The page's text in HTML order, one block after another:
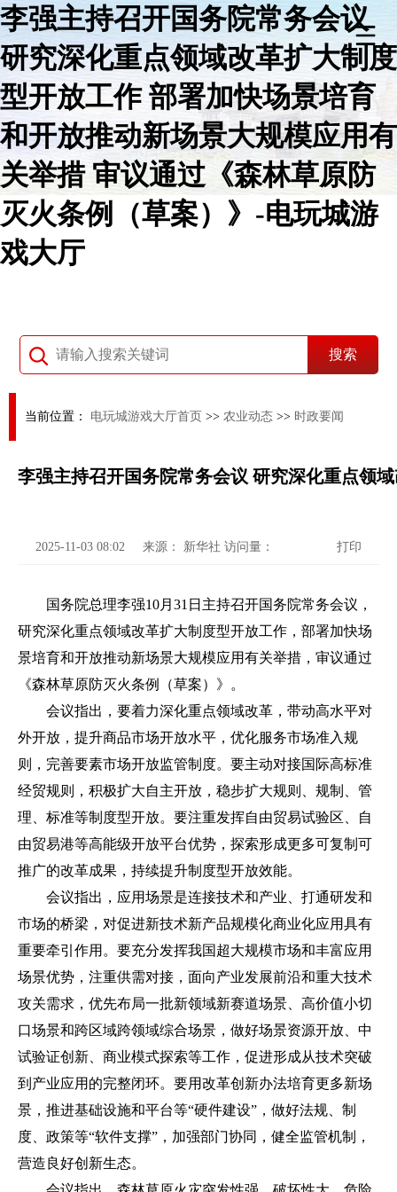
李强主持召开国务院常务会议
研究深化重点领域改革扩大制度
型开放工作 部署加快场景培育
和开放推动新场景大规模应用有
关举措 审议通过《森林草原防
灭火条例（草案）》-电玩城游
戏大厅
当前位置： 电玩城游戏大厅首页 >> 农业动态 >> 时政要闻
李强主持召开国务院常务会议 研究深化重点领
2025-11-03 08:02 来源： 新华社 访问量： 打印
国务院总理李强10月31日主持召开国务院常务会议，
研究深化重点领域改革扩大制度型开放工作，部署加快场
景培育和开放推动新场景大规模应用有关举措，审议通过
《森林草原防灭火条例（草案）》。
会议指出，要着力深化重点领域改革，带动高水平对
外开放，提升商品市场开放水平，优化服务市场准入规
则，完善要素市场开放监管制度。要主动对接国际高标准
经贸规则，积极扩大自主开放，稳步扩大规则、规制、管
理、标准等制度型开放。要注重发挥自由贸易试验区、自
由贸易港等高能级开放平台优势，探索形成更多可复制可
推广的改革成果，持续提升制度型开放效能。
会议指出，应用场景是连接技术和产业、打通研发和
市场的桥梁，对促进新技术新产品规模化商业化应用具有
重要牵引作用。要充分发挥我国超大规模市场和丰富应用
场景优势，注重供需对接，面向产业发展前沿和重大技术
攻关需求，优先布局一批新领域新赛道场景、高价值小切
口场景和跨区域跨领域综合场景，做好场景资源开放、中
试验证创新、商业模式探索等工作，促进形成从技术突破
到产业应用的完整闭环。要用改革创新办法培育更多新场
景，推进基础设施和平台等“硬件建设”，做好法规、制
度、政策等“软件支撑”，加强部门协同，健全监管机制，
营造良好创新生态。